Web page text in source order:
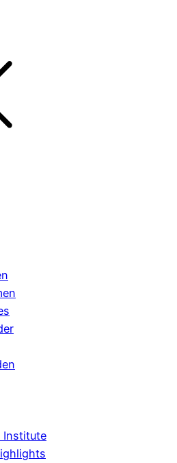
Institute